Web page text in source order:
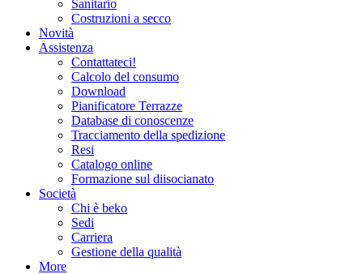
Sanitario
Costruzioni a secco
Novità
Assistenza
Contattateci!
Calcolo del consumo
Download
Pianificatore Terrazze
Database di conoscenze
Tracciamento della spedizione
Resi
Catalogo online
Formazione sul diisocianato
Società
Chi è beko
Sedi
Carriera
Gestione della qualità
More